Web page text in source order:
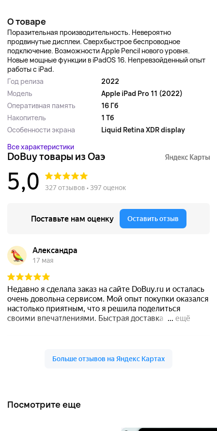
О товаре
Поразительная производительность. Невероятно
продвинутые дисплеи. Сверхбыстрое беспроводное
подключение. Возможности Apple Pencil нового уровня.
Новые мощные функции в iPadOS 16. Непревзойденный опыт
работы с iPad.
Год релиза
2022
Модель
Apple iPad Pro 11 (2022)
Оперативная память
16 Гб
Накопитель
1 Тб
Особенности экрана
Liquid Retina XDR display
Все характеристики
Посмотрите еще